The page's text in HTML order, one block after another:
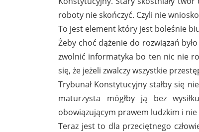
roboty nie skończyć. Czyli nie
To jest element który jest boleśnie
Żeby choć dążenie do rozwiązań
zwolnić informatyka bo ten nic nie
się, że jeżeli zwalczy wszystkie
Trybunał Konstytucyjny stałby się
maturzysta mógłby ją bez
obowiązującym prawem ludzkim i
Teraz jest to dla przeciętnego